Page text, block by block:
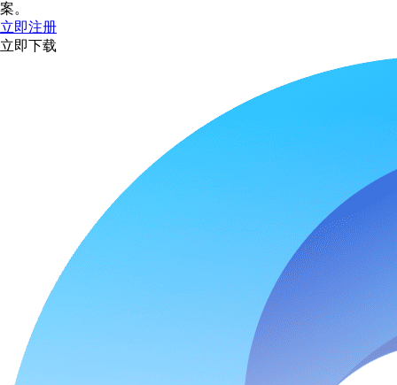
案。
立即注册
立即下载